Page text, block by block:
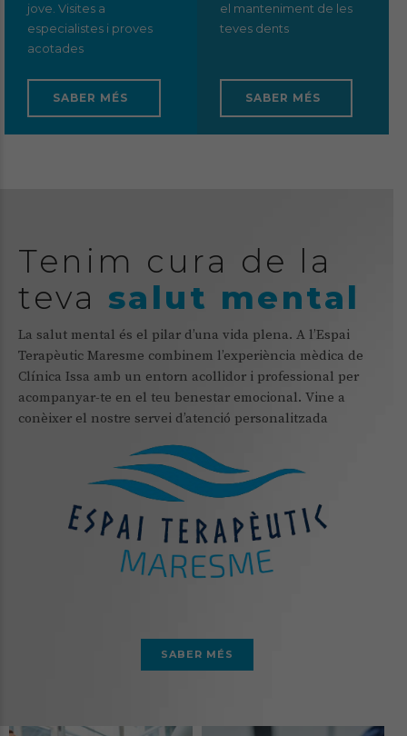
jove. Visites a
especialistes i proves
acotades
SABER MÉS
el manteniment de les
teves dents
SABER MÉS
Tenim cura de la
teva salut mental
La salut mental és el pilar d’una vida plena. A l’Espai
Terapèutic Maresme combinem l’experiència mèdica de
Clínica Issa amb un entorn acollidor i professional per
acompanyar-te en el teu benestar emocional. Vine a
conèixer el nostre servei d’atenció personalitzada
SABER MÉS